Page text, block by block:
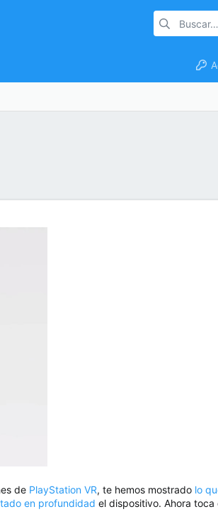
de PlayStation VR, te hemos mostrado lo
en profundidad el dispositivo. Ahora toca